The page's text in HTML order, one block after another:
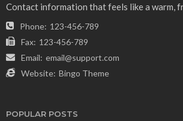
Contact information that feels like a warm,
Phone: 123-456-789
Fax: 123-456-789
Email: email@support.com
Website: Bingo Theme
POPULAR POSTS